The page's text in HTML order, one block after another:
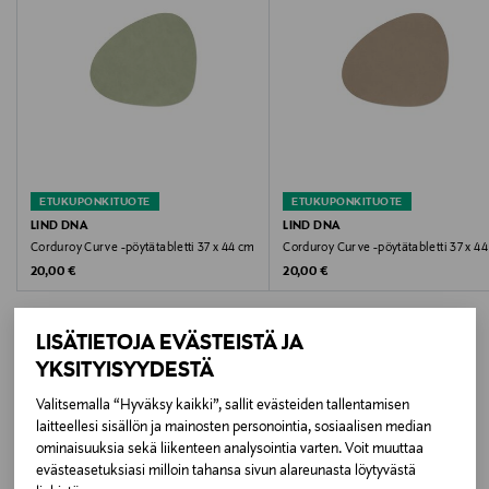
LISÄTIETOJA EVÄSTEISTÄ JA
YKSITYISYYDESTÄ
Valitsemalla “Hyväksy kaikki”, sallit evästeiden tallentamisen
laitteellesi sisällön ja mainosten personointia, sosiaalisen median
ominaisuuksia sekä liikenteen analysointia varten. Voit muuttaa
evästeasetuksiasi milloin tahansa sivun alareunasta löytyvästä
Hoito-ohjeet
Puhdista pöytätabletit käytön jälkeen kostealla liinalla
tai käytä materiaalille sopivaa nahanhoitotuotteita.
NOMAD GREY
Koko
37 x 44 CM
Valmistajan tuotenumero
LIND-990234
Valmistaja
Mastermark Brands Oy
ETUKUPONKITUOTE
LIND DNA
Corduroy Curve -pöytätabletti 37 x 44 cm
Original Price
20,00 €
ETUKUPONKITUOTE
LIND DNA
Corduroy Curve -pöytätabletti 37 x
Original Price
20,00 €
LISÄÄ KIINNOSTAVIA
TUOTTEITA